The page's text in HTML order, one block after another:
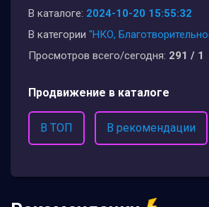
В каталоге: 2024-10-20 15:55:32
В категории "НКО,
Просмотров всего/сегодня: 291 / 1
Продвижение в каталоге
В ТОП В рекомендации